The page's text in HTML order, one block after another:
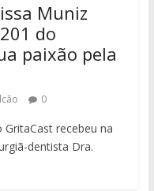
Muniz
do
paixão pela
0
recebeu na
dentista Dra.